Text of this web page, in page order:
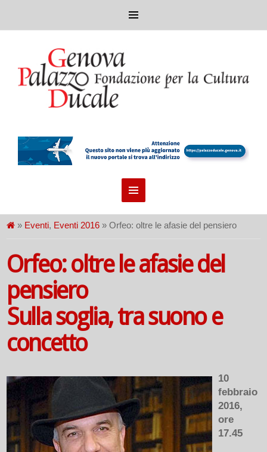
» Eventi, Eventi 2016 » Orfeo: oltre le afasie del pensiero
Orfeo: oltre le afasie del
pensiero
Sulla soglia, tra suono e
concetto
10
febbraio
2016,
ore
17.45